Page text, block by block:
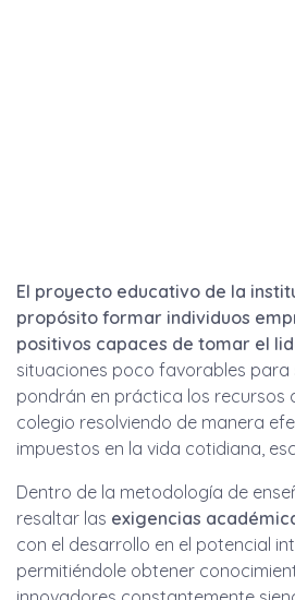
El proyecto educativo de la
propósito formar individuos
positivos capaces de tomar el
situaciones poco favorables para
pondrán en práctica los recursos
colegio resolviendo de manera
impuestos en la vida cotidiana,
Dentro de la metodología de
resaltar las exigencias
con el desarrollo en el potencial
permitiéndole obtener